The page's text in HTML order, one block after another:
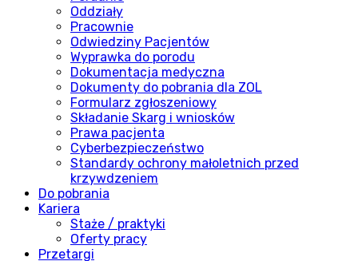
Oddziały
Pracownie
Odwiedziny Pacjentów
Wyprawka do porodu
Dokumentacja medyczna
Dokumenty do pobrania dla ZOL
Formularz zgłoszeniowy
Składanie Skarg i wniosków
Prawa pacjenta
Cyberbezpieczeństwo
Standardy ochrony małoletnich przed
krzywdzeniem
Do pobrania
Kariera
Staże / praktyki
Oferty pracy
Przetargi